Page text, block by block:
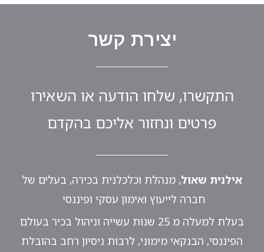
יצירת קשר
התקשרו, שלחו הודעה או השאירו
פרטים ונחזור אליכם בהקדם
אילנית שאול, מנהלת וכלכלנית בכירה, בעלים של
חברה לייעוץ ואימון עסקי ופיננסי
בעלת למעלה מ 25 שנות עשייה וניהול בכיר בעולם
הפיננסי, הבנקאי מימוני, לרבות ניסיון רחב בהובלת